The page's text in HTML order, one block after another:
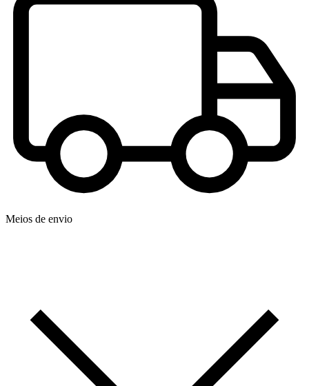
Meios de envio